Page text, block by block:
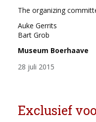
The organizing
Auke Gerrits
Bart Grob
Museum Boerhaave
28 juli 2015
Exclusief